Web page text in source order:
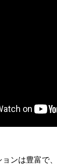
ョンは豊富で